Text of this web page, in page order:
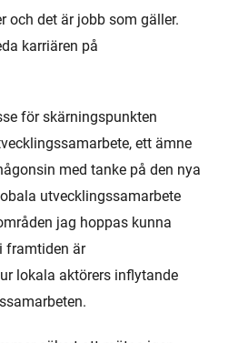
och det är jobb som gäller.
karriären på
för skärningspunkten
ett ämne
med tanke på den nya
utvecklingssamarbete
jag hoppas kunna
framtiden är
lokala aktörers inflytande